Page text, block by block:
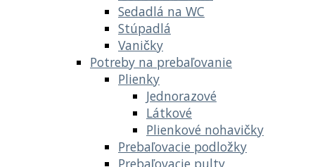
Sedadlá na WC
Stúpadlá
Vaničky
Potreby na prebaľovanie
Plienky
Jednorazové
Látkové
Plienkové nohavičky
Prebaľovacie podložky